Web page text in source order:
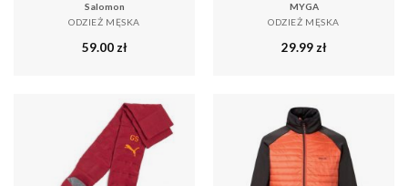
Salomon
ODZIEŻ MĘSKA
59.00zł
MYGA
ODZIEŻ MĘSKA
29.99zł